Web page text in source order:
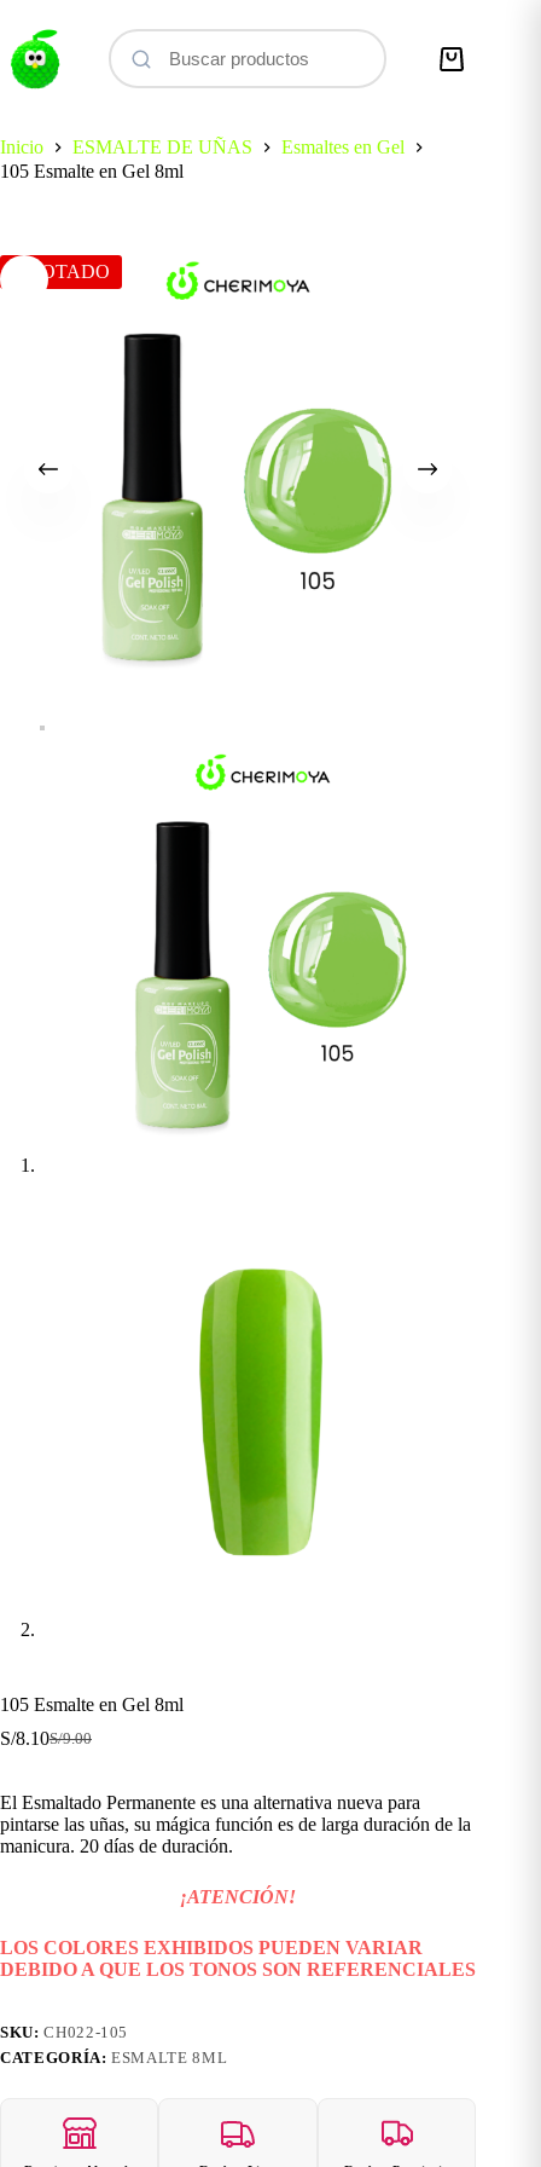
contenido
Carro
Inicio
ESMALTE DE UÑAS
Esmaltes en Gel
105 Esmalte en Gel 8ml
AGOTADO
105 Esmalte en Gel 8ml
S/9.00
El
original
era:
S/9.00.
S/8.10El
actual
es:
S/8.10.
El Esmaltado Permanente es una alternativa nueva para
pintarse las uñas, su mágica función es de larga duración de la
manicura. 20 días de duración.
¡ATENCIÓN!
LOS COLORES EXHIBIDOS PUEDEN VARIAR
DEBIDO A QUE LOS TONOS SON REFERENCIALES
SKU:CH022-105
CATEGORÍA:ESMALTE 8ML